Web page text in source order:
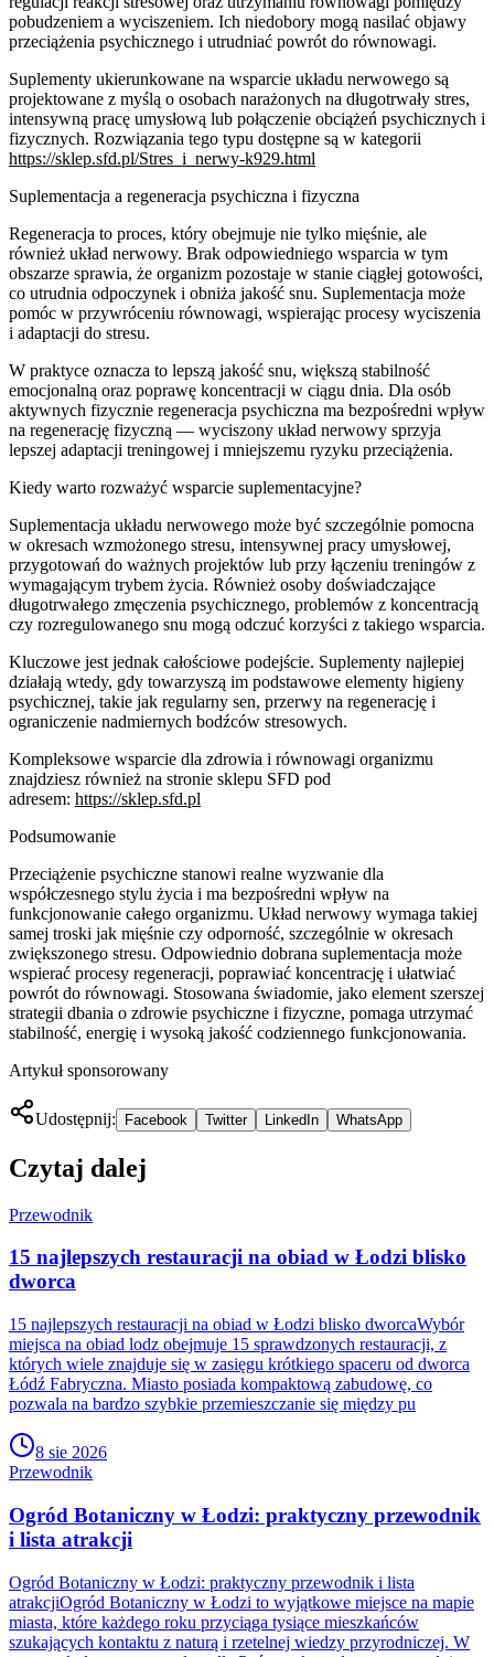
pobudzeniem a wyciszeniem. Ich niedobory mogą nasilać objawy
przeciążenia psychicznego i utrudniać powrót do równowagi.
Suplementy ukierunkowane na wsparcie układu nerwowego są
projektowane z myślą o osobach narażonych na długotrwały stres,
intensywną pracę umysłową lub połączenie obciążeń psychicznych i
fizycznych. Rozwiązania tego typu dostępne są w kategorii
https://sklep.sfd.pl/Stres_i_nerwy-k929.html
Suplementacja a regeneracja psychiczna i fizyczna
Regeneracja to proces, który obejmuje nie tylko mięśnie, ale
również układ nerwowy. Brak odpowiedniego wsparcia w tym
obszarze sprawia, że organizm pozostaje w stanie ciągłej gotowości,
co utrudnia odpoczynek i obniża jakość snu. Suplementacja może
pomóc w przywróceniu równowagi, wspierając procesy wyciszenia
i adaptacji do stresu.
W praktyce oznacza to lepszą jakość snu, większą stabilność
emocjonalną oraz poprawę koncentracji w ciągu dnia. Dla osób
aktywnych fizycznie regeneracja psychiczna ma bezpośredni wpływ
na regenerację fizyczną — wyciszony układ nerwowy sprzyja
lepszej adaptacji treningowej i mniejszemu ryzyku przeciążenia.
Kiedy warto rozważyć wsparcie suplementacyjne?
Suplementacja układu nerwowego może być szczególnie pomocna
w okresach wzmożonego stresu, intensywnej pracy umysłowej,
przygotowań do ważnych projektów lub przy łączeniu treningów z
wymagającym trybem życia. Również osoby doświadczające
długotrwałego zmęczenia psychicznego, problemów z koncentracją
czy rozregulowanego snu mogą odczuć korzyści z takiego wsparcia.
Kluczowe jest jednak całościowe podejście. Suplementy najlepiej
działają wtedy, gdy towarzyszą im podstawowe elementy higieny
psychicznej, takie jak regularny sen, przerwy na regenerację i
ograniczenie nadmiernych bodźców stresowych.
Kompleksowe wsparcie dla zdrowia i równowagi organizmu
znajdziesz również na stronie sklepu SFD pod
adresem: https://sklep.sfd.pl
Podsumowanie
Przeciążenie psychiczne stanowi realne wyzwanie dla
współczesnego stylu życia i ma bezpośredni wpływ na
funkcjonowanie całego organizmu. Układ nerwowy wymaga takiej
samej troski jak mięśnie czy odporność, szczególnie w okresach
zwiększonego stresu. Odpowiednio dobrana suplementacja może
wspierać procesy regeneracji, poprawiać koncentrację i ułatwiać
powrót do równowagi. Stosowana świadomie, jako element szerszej
strategii dbania o zdrowie psychiczne i fizyczne, pomaga utrzymać
stabilność, energię i wysoką jakość codziennego funkcjonowania.
Artykuł sponsorowany
Udostępnij: Facebook Twitter LinkedIn WhatsApp
Czytaj dalej
Przewodnik
15 najlepszych restauracji na obiad w Łodzi blisko
dworca
15 najlepszych restauracji na obiad w Łodzi blisko dworcaWybór
miejsca na obiad lodz obejmuje 15 sprawdzonych restauracji, z
których wiele znajduje się w zasięgu krótkiego spaceru od dworca
Łódź Fabryczna. Miasto posiada kompaktową zabudowę, co
pozwala na bardzo szybkie przemieszczanie się między pu
8 sie 2026
Przewodnik
Ogród Botaniczny w Łodzi: praktyczny przewodnik
i lista atrakcji
Ogród Botaniczny w Łodzi: praktyczny przewodnik i lista
atrakcjiOgród Botaniczny w Łodzi to wyjątkowe miejsce na mapie
miasta, które każdego roku przyciąga tysiące mieszkańców
szukających kontaktu z naturą i rzetelnej wiedzy przyrodniczej. W